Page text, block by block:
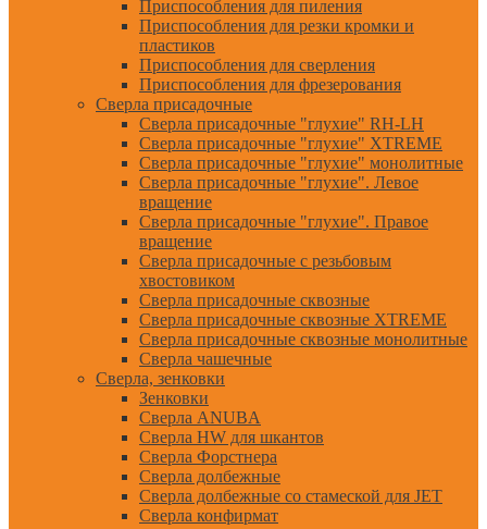
Приспособления для пиления
Приспособления для резки кромки и
пластиков
Приспособления для сверления
Приспособления для фрезерования
Сверла присадочные
Сверла присадочные "глухие" RH-LH
Сверла присадочные "глухие" XTREME
Сверла присадочные "глухие" монолитные
Сверла присадочные "глухие". Левое
вращение
Сверла присадочные "глухие". Правое
вращение
Сверла присадочные с резьбовым
хвостовиком
Сверла присадочные сквозные
Сверла присадочные сквозные XTREME
Сверла присадочные сквозные монолитные
Сверла чашечные
Сверла, зенковки
Зенковки
Сверла ANUBA
Сверла HW для шкантов
Сверла Форстнера
Сверла долбежные
Сверла долбежные со стамеской для JET
Сверла конфирмат